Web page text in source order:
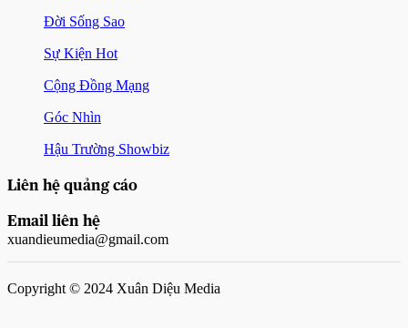
Đời Sống Sao
Sự Kiện Hot
Cộng Đồng Mạng
Góc Nhìn
Hậu Trường Showbiz
Liên hệ quảng cáo
Email liên hệ
xuandieumedia@gmail.com
Copyright © 2024 Xuân Diệu Media